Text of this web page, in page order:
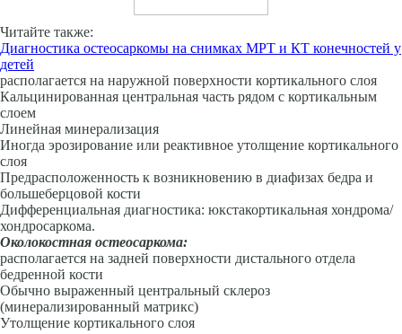
Читайте также:
Диагностика остеосаркомы на снимках МРТ и КТ конечностей у
детей
располагается на наружной поверхности кортикального слоя
Кальцинированная центральная часть рядом с кортикальным
слоем
Линейная минерализация
Иногда эрозирование или реактивное утолщение кортикального
слоя
Предрасположенность к возникновению в диафизах бедра и
большеберцовой кости
Дифференциальная диагностика: юкстакортикальная хондрома/
хондросаркома.
Околокостная остеосаркома:
располагается на задней поверхности дистального отдела
бедренной кости
Обычно выраженный центральный склероз
(минерализированный матрикс)
Утолщение кортикального слоя